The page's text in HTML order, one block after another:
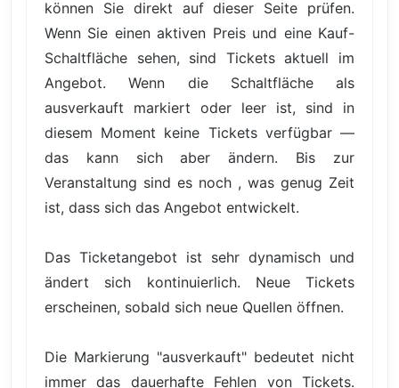
können Sie direkt auf dieser Seite prüfen.
Wenn Sie einen aktiven Preis und eine Kauf-
Schaltfläche sehen, sind Tickets aktuell im
Angebot. Wenn die Schaltfläche als
ausverkauft markiert oder leer ist, sind in
diesem Moment keine Tickets verfügbar —
das kann sich aber ändern. Bis zur
Veranstaltung sind es noch , was genug Zeit
ist, dass sich das Angebot entwickelt.
Das Ticketangebot ist sehr dynamisch und
ändert sich kontinuierlich. Neue Tickets
erscheinen, sobald sich neue Quellen öffnen.
Die Markierung "ausverkauft" bedeutet nicht
immer das dauerhafte Fehlen von Tickets.